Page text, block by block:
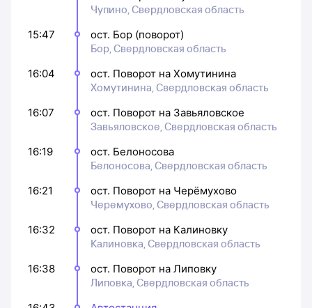
Чупино, Свердловская область
15:47
ост. Бор (поворот)
Бор, Свердловская область
16:04
ост. Поворот на Хомутинина
Хомутинина, Свердловская область
16:07
ост. Поворот на Завьяловское
Завьяловское, Свердловская область
16:19
ост. Белоносова
Белоносова, Свердловская область
16:21
ост. Поворот на Черёмухово
Черемухово, Свердловская область
16:32
ост. Поворот на Калиновку
Калиновка, Свердловская область
16:38
ост. Поворот на Липовку
Липовка, Свердловская область